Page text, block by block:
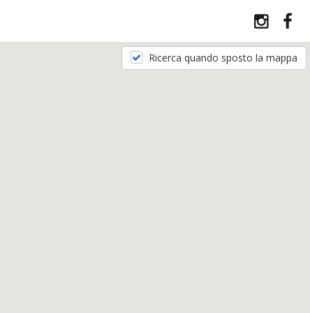
Ricerca quando sposto la mappa